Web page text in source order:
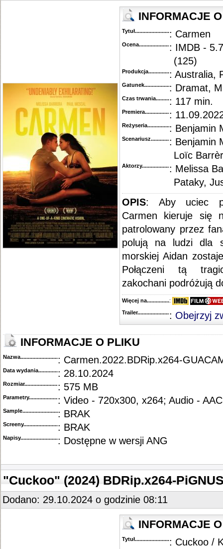
INFORMACJE
Tytuł............................................
: Carmen
Ocena.............................................
: IMDB -
(125)
Produkcja.........................................
: Australia,
Gatunek...........................................
: Dramat,
Czas trwania......................................
: 117 min.
Premiera..........................................
:
Reżyseria........................................
: Benjamin
Scenariusz........................................
: Benjamin
Loïc
Aktorzy...........................................
: Melissa
Pataky,
OPIS: Aby uciec
Carmen kieruje się
patrolowany przez
polują na ludzi dla
morskiej Aidan
Połączeni tą
zakochani podróżują
Więcej na........................................
:
Trailer...........................................
: Obejrzyj
INFORMACJE O PLIKU
Nazwa.............................................: Carmen.2022.BDRip.x264-
Data wydania......................................
: 28.10.2024
Rozmiar...........................................
: 575 MB
Parametry.........................................: Video - 720x300, x264; Audio - AAC
Sample............................................
: BRAK
Screeny...........................................
: BRAK
Napisy............................................: Dostępne w wersji ANG
"Cuckoo" (2024) BDRip.x264-
Dodano: 29.10.2024 o godzinie 08:11
INFORMACJE
Tytuł............................................
: Cuckoo /